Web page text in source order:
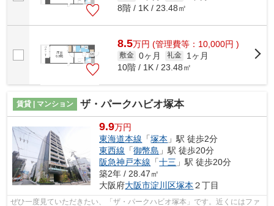
8階 / 1K / 23.48㎡
8.5万円 (管理費等：10,000円 )
敷金 0ヶ月 礼金
1ヶ月
10階 / 1K / 23.48㎡
賃貸 | マンション ザ・パークハビオ塚本
9.9万円
東海道本線 「塚本 」駅 徒歩2分
東西線 「御幣島 」駅 徒歩20分
阪急神戸本線 「十三 」駅 徒歩20分
築2年 / 28.47㎡
大阪府大阪市淀川区塚本 ２丁目
ぜひ一度見ていただきたい、「ザ・パークハビオ塚本」です。近くにはファ